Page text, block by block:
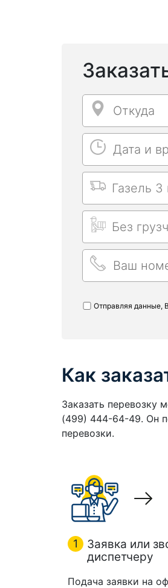
Откуда Откуда
Дата и время
Дата и
Выбрать машину
Длительность
Ваш номер
Ваш
Отправляя данные,
Как
Заказать перевозку
(499) 444-64-49. Он
перевозки.
1
Заявка или
диспетчеру
Подача заявки на